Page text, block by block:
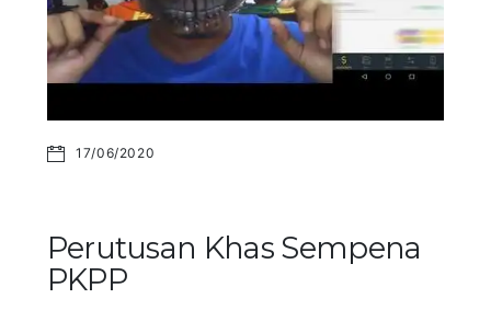
17/06/2020
Perutusan Khas Sempena
PKPP